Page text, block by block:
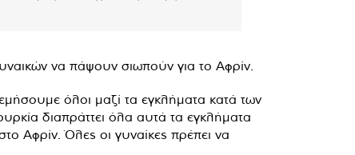
να πάψουν σιωπούν για το Αφρίν.
όλοι μαζί τα εγκλήματα κατά των
διαπράττει όλα αυτά τα εγκλήματα
Αφρίν. Όλες οι γυναίκες πρέπει να